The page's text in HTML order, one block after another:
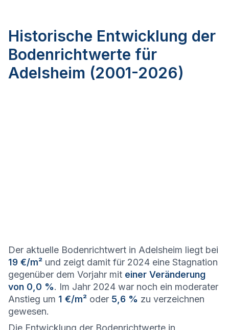
Historische Entwicklung der
Bodenrichtwerte für
Adelsheim (2001-2026)
Der aktuelle Bodenrichtwert in Adelsheim liegt bei
19 €/m² und zeigt damit für 2024 eine Stagnation
gegenüber dem Vorjahr mit einer Veränderung
von 0,0 %. Im Jahr 2024 war noch ein moderater
Anstieg um 1 €/m² oder 5,6 % zu verzeichnen
gewesen.
Die Entwicklung der Bodenrichtwerte in